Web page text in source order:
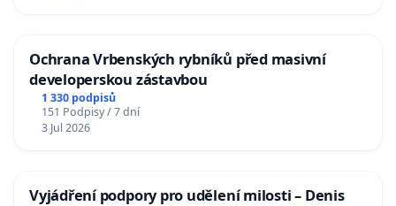
Ochrana Vrbenských rybníků před masivní
developerskou zástavbou
1 330 podpisů
151 Podpisy / 7 dní
3 Jul 2026
Vyjádření podpory pro udělení milosti – Denis